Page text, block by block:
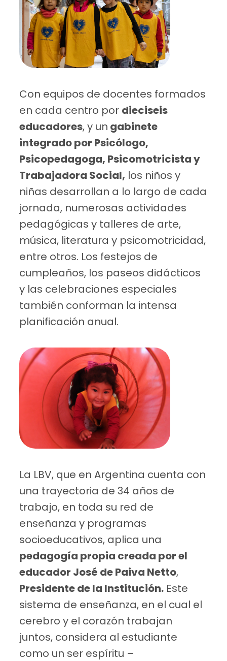
Con equipos de docentes formados
en cada centro por dieciseis
educadores, y un gabinete
integrado por Psicólogo,
Psicopedagoga, Psicomotricista y
Trabajadora Social, los niños y
niñas desarrollan a lo largo de cada
jornada, numerosas actividades
pedagógicas y talleres de arte,
música, literatura y psicomotricidad,
entre otros. Los festejos de
cumpleaños, los paseos didácticos
y las celebraciones especiales
también conforman la intensa
planificación anual.
La LBV, que en Argentina cuenta con
una trayectoria de 34 años de
trabajo, en toda su red de
enseñanza y programas
socioeducativos, aplica una
pedagogía propia creada por el
educador José de Paiva Netto,
Presidente de la Institución. Este
sistema de enseñanza, en el cual el
cerebro y el corazón trabajan
juntos, considera al estudiante
como un ser espíritu –